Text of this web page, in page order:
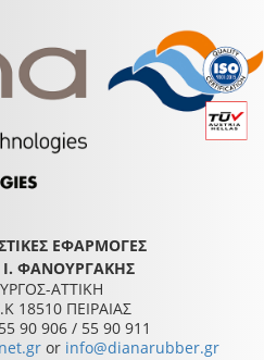
ΕΦΑΡΜΟΓΕΣ
ΦΑΝΟΥΡΓΑΚΗΣ
ΑΤΤΙΚΗ
18510 ΠΕΙΡΑΙΑΣ
90 906 / 55 90 911
or info@dianarubber.gr